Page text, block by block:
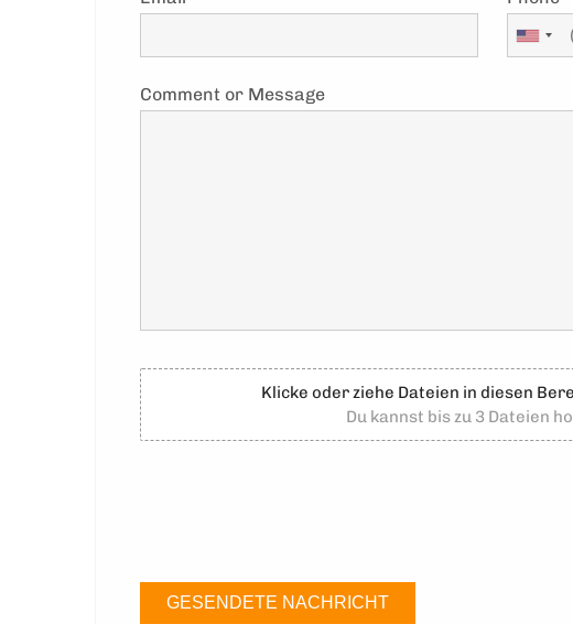
Comment or Message
Klicke oder ziehe Dateien in diesen
Du kannst bis zu 3 Dateien
GESENDETE NACHRICHT